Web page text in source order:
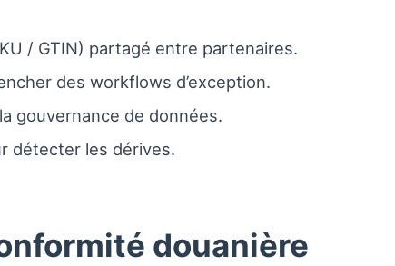
/ GTIN) partagé entre partenaires.
des workflows d’exception.
gouvernance de données.
détecter les dérives.
douanière